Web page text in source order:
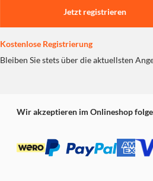
Jetzt registrieren
Kostenlose Registrierung
Bleiben Sie stets über die aktuellsten
Wir akzeptieren im Onlineshop